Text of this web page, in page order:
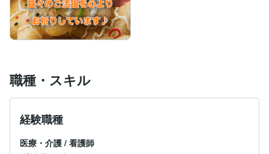
職種・スキル
経験職種
医療・介護 / 看護師